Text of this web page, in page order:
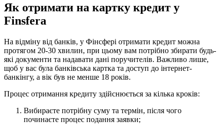
Як отримати на картку кредит у
Finsfera
На відміну від банків, у Фінсфері отримати кредит можна
протягом 20-30 хвилин, при цьому вам потрібно збирати будь-
які документи та надавати дані поручителів. Важливо лише,
щоб у вас була банківська картка та доступ до інтернет-
банкінгу, а вік був не менше 18 років.
Процес отримання кредиту здійснюється за кілька кроків:
Вибираєте потрібну суму та термін, після чого
починаєте процес подання заявки;